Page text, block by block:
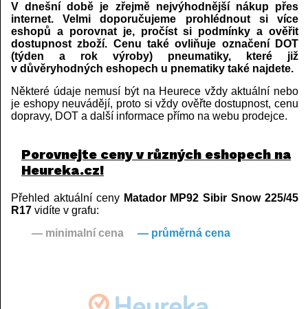
V dnešní době je zřejmě nejvýhodnější nákup přes
internet. Velmi doporučujeme prohlédnout si více
eshopů a porovnat je, pročíst si podmínky a ověřit
dostupnost zboží. Cenu také ovliňuje označení DOT
(týden a rok výroby) pneumatiky, které již
v důvěryhodných eshopech u pnematiky také najdete.
Některé údaje nemusí být na Heurece vždy aktuální nebo
je eshopy neuvádějí, proto si vždy ověřte dostupnost, cenu
dopravy, DOT a další informace přímo na webu prodejce.
Porovnejte ceny v různých eshopech na
Heureka.cz!
Přehled aktuální ceny Matador MP92 Sibir Snow 225/45
R17 vidíte v grafu:
— minimalní cena
— průměrná cena